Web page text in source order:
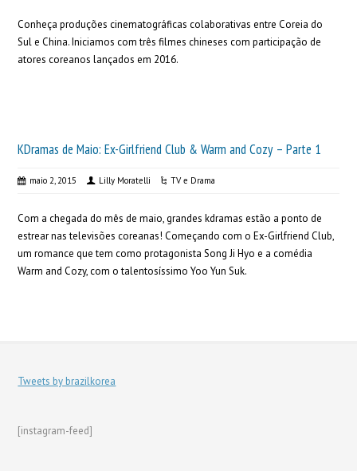
Conheça produções cinematográficas colaborativas entre Coreia do
Sul e China. Iniciamos com três filmes chineses com participação de
atores coreanos lançados em 2016.
KDramas de Maio: Ex-Girlfriend Club & Warm and Cozy – Parte 1
maio 2, 2015 Lilly Moratelli TV e Drama
Com a chegada do mês de maio, grandes kdramas estão a ponto de
estrear nas televisões coreanas! Começando com o Ex-Girlfriend Club,
um romance que tem como protagonista Song Ji Hyo e a comédia
Warm and Cozy, com o talentosíssimo Yoo Yun Suk.
Tweets by brazilkorea
[instagram-feed]